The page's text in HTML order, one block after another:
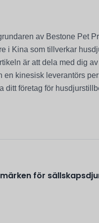
av Bestone Pet
i Kina som tillverkar
är att dela med dig
en kinesisk leverantörs
ditt företag för
för